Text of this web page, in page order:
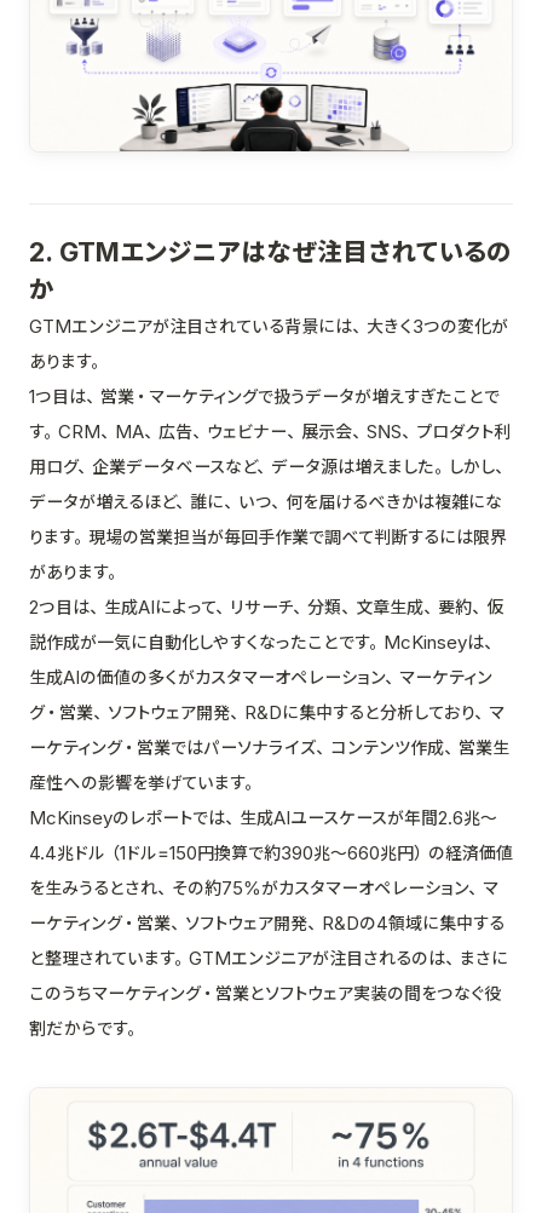
2. GTMエンジニアはなぜ注目されているの
か
GTMエンジニアが注目されている背景には、大きく3つの変化が
あります。
1つ目は、営業・マーケティングで扱うデータが増えすぎたことで
す。CRM、MA、広告、ウェビナー、展示会、SNS、プロダクト利
用ログ、企業データベースなど、データ源は増えました。しかし、
データが増えるほど、誰に、いつ、何を届けるべきかは複雑にな
ります。現場の営業担当が毎回手作業で調べて判断するには限界
があります。
2つ目は、生成AIによって、リサーチ、分類、文章生成、要約、仮
説作成が一気に自動化しやすくなったことです。McKinseyは、
生成AIの価値の多くがカスタマーオペレーション、マーケティン
グ・営業、ソフトウェア開発、R&Dに集中すると分析しており、マ
ーケティング・営業ではパーソナライズ、コンテンツ作成、営業生
産性への影響を挙げています。
McKinseyのレポートでは、生成AIユースケースが年間2.6兆〜
4.4兆ドル（1ドル=150円換算で約390兆〜660兆円）の経済価値
を生みうるとされ、その約75%がカスタマーオペレーション、マ
ーケティング・営業、ソフトウェア開発、R&Dの4領域に集中する
と整理されています。GTMエンジニアが注目されるのは、まさに
このうちマーケティング・営業とソフトウェア実装の間をつなぐ役
割だからです。